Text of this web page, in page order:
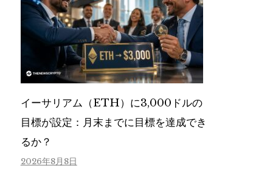
イーサリアム（ETH）に3,000ドルの
目標が設定：月末までに目標を達成でき
るか？
2026年8月8日